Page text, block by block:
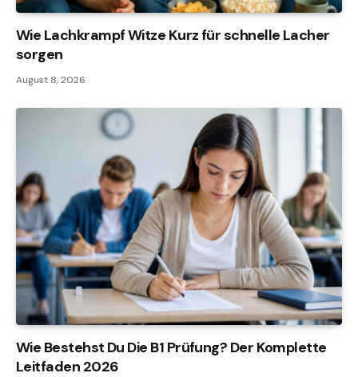
Wie Lachkrampf Witze Kurz für schnelle Lacher
sorgen
August 8, 2026
Wie Bestehst Du Die B1 Prüfung? Der Komplette
Leitfaden 2026